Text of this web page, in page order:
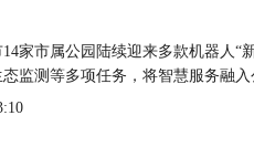
家市属公园陆续迎来多款机器人“
监测等多项任务，将智慧服务融入